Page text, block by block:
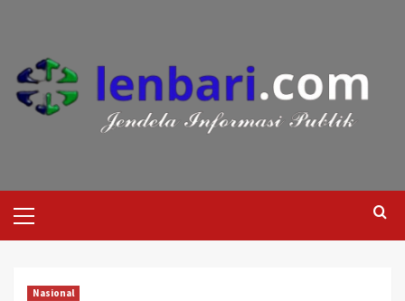
Nasional